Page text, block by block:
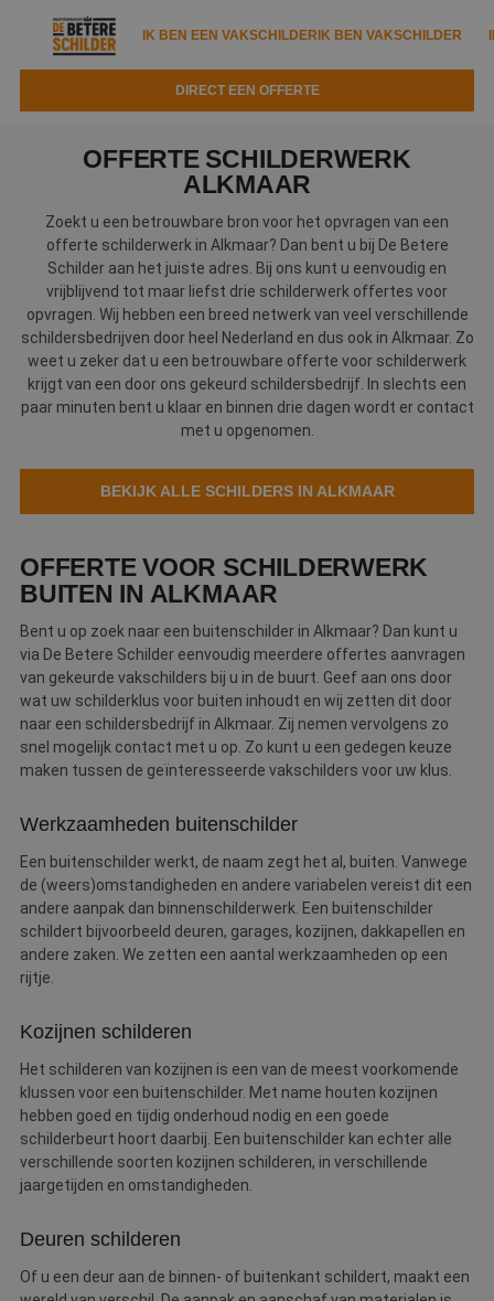
IK BEN EEN VAKSCHILDERIK BEN VAKSCHILDER
DIRECT EEN OFFERTE
Tools
Kennisbank
Trainingen
Verfspuitbedrijf?
IK ZOEK EEN VAKSCHILDERVAKSCHILDER ZOEKEN
Zoeken naar een schilder
Tips
Garantie
Service
Waarom de betere schilder?
DIRECT EEN OFFERTE
Over ons
Nieuws & blog
Vacatures
Veelgestelde vragen
Webshop
Contact
OFFERTE SCHILDERWERK
ALKMAAR
Zoekt u een betrouwbare bron voor het opvragen van een
offerte schilderwerk in Alkmaar? Dan bent u bij De Betere
Schilder aan het juiste adres. Bij ons kunt u eenvoudig en
vrijblijvend tot maar liefst drie schilderwerk offertes voor
opvragen. Wij hebben een breed netwerk van veel verschillende
schildersbedrijven door heel Nederland en dus ook in Alkmaar. Zo
weet u zeker dat u een betrouwbare offerte voor schilderwerk
krijgt van een door ons gekeurd schildersbedrijf. In slechts een
paar minuten bent u klaar en binnen drie dagen wordt er contact
met u opgenomen.
BEKIJK ALLE SCHILDERS IN ALKMAAR
OFFERTE VOOR SCHILDERWERK
BUITEN IN ALKMAAR
Bent u op zoek naar een buitenschilder in Alkmaar? Dan kunt u
via De Betere Schilder eenvoudig meerdere offertes aanvragen
van gekeurde vakschilders bij u in de buurt. Geef aan ons door
wat uw schilderklus voor buiten inhoudt en wij zetten dit door
naar een schildersbedrijf in Alkmaar. Zij nemen vervolgens zo
snel mogelijk contact met u op. Zo kunt u een gedegen keuze
maken tussen de geïnteresseerde vakschilders voor uw klus.
Werkzaamheden buitenschilder
Een buitenschilder werkt, de naam zegt het al, buiten. Vanwege
de (weers)omstandigheden en andere variabelen vereist dit een
andere aanpak dan binnenschilderwerk. Een buitenschilder
schildert bijvoorbeeld deuren, garages, kozijnen, dakkapellen en
andere zaken. We zetten een aantal werkzaamheden op een
rijtje.
Kozijnen schilderen
Het schilderen van kozijnen is een van de meest voorkomende
klussen voor een buitenschilder. Met name houten kozijnen
hebben goed en tijdig onderhoud nodig en een goede
schilderbeurt hoort daarbij. Een buitenschilder kan echter alle
verschillende soorten kozijnen schilderen, in verschillende
jaargetijden en omstandigheden.
Deuren schilderen
Of u een deur aan de binnen- of buitenkant schildert, maakt een